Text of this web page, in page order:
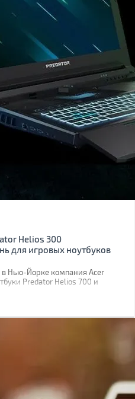
Helios 300
для игровых ноутбуков
Нью-Йорке компания Acer
Predator Helios 700 и
специалистов, учащихся,